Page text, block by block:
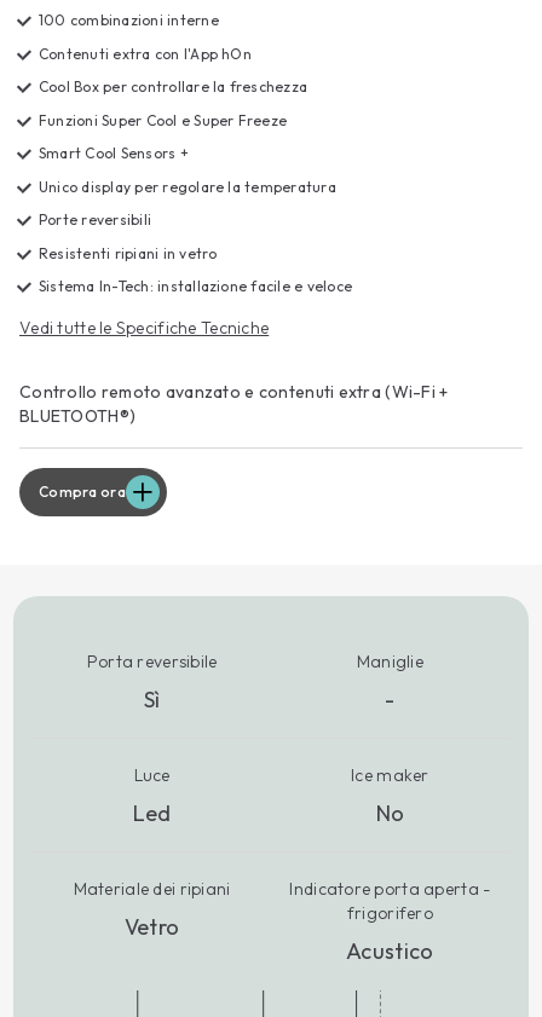
100 combinazioni interne
Contenuti extra con l'App hOn
Cool Box per controllare la freschezza
Funzioni Super Cool e Super Freeze
Smart Cool Sensors +
Unico display per regolare la temperatura
Porte reversibili
Resistenti ripiani in vetro
Sistema In-Tech: installazione facile e veloce
Vedi tutte le Specifiche Tecniche
Controllo remoto avanzato e contenuti extra (Wi-Fi +
BLUETOOTH®)
Compra ora
Porta reversibile
Sì
Maniglie
-
Luce
Led
Ice maker
No
Materiale dei ripiani
Vetro
Indicatore porta aperta -
frigorifero
Acustico